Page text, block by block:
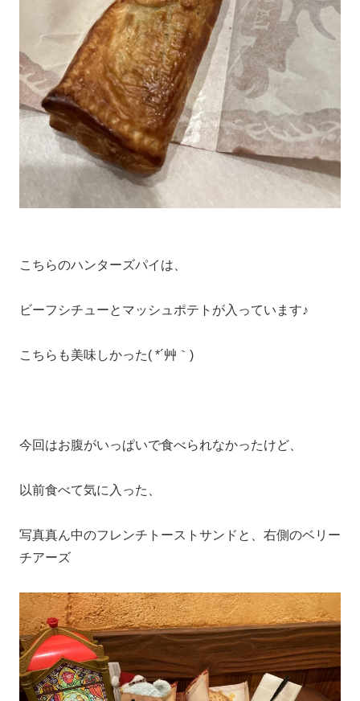
こちらのハンターズパイは、
ビーフシチューとマッシュポテトが入っています♪
こちらも美味しかった( *´艸｀)
今回はお腹がいっぱいで食べられなかったけど、
以前食べて気に入った、
写真真ん中のフレンチトーストサンドと、右側のベリー
チアーズ